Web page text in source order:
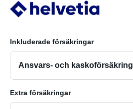
Inkluderade försäkringar
Ansvars- och kaskoförsäkring
Extra försäkringar